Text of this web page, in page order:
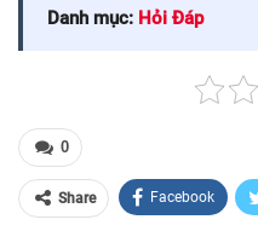
Danh mục: Hỏi Đáp
0
Share Facebook